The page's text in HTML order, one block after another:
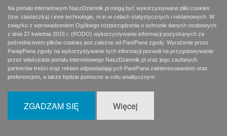
Niehonorowy Wałęsa
Wtorek, 18 lutego (04:01)
Lewicowy zakalec
Wtorek, 18 lutego (08:13)
Fajerwerki czy rutyna?
Poniedziałek, 17 lutego (07:24)
Wyborcza ostrożność i powściągliwość
Niedziela, 16 lutego (08:30)
Karygodne niedopatrzenie ochrony Prezydenta RP
Nie ma żadnego centrum
Piątek, 14 lutego (08:07)
Na portalu internetowym NaszDziennik.pl mogą być wykorzystywane pliki cookies
(tzw. ciasteczka) i inne technologie, m.in w celach statystycznych i reklamowych. W
związku z wprowadzeniem Ogólnego rozporządzenia o ochronie danych osobowych
z dnia 27 kwietnia 2016 r. (RODO) wykorzystywanie informacji pozyskanych za
pośrednictwem plików cookies jest zależne od Pani/Pana zgody. Wyrażenie przez
Panią/Pana zgody na wykorzystywanie tych informacji pozwoli na przygotowywanie
przez właściciela portalu internetowego NaszDziennik.pl oraz jego zaufanych
partnerów treści oraz reklam odpowiadających Pani/Pana zainteresowaniom oraz
preferencjom, a także będzie pomocne w celu analitycznym.
ZGADZAM SIĘ Więcej